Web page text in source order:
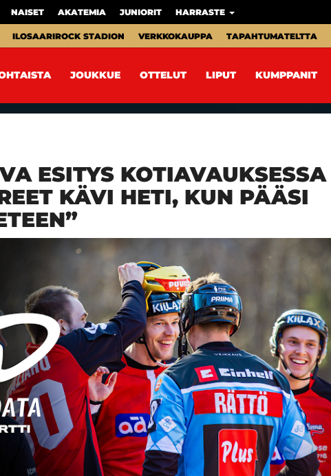
NAISET AKATEMIA JUNIORIT HARRASTE
ILOSAARIROCK STADION VERKKOKAUPPA TAPAHTUMATELTTA
JOUKKUE OTTELUT LIPUT KUMPPANIT
ESITYS KOTIAVAUKSESSA
KÄVI HETI, KUN PÄÄSI